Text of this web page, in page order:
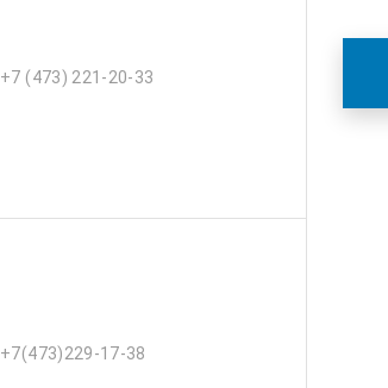
+7 (473) 221-20-33
+7(473)229-17-38